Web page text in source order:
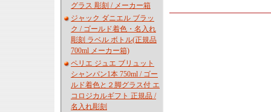
グラス 彫刻 / メーカー箱
ジャック ダニエル ブラッ
ク / ゴールド着色・名入れ
彫刻 ラベル ボトル(正規品
700ml メーカー箱)
ペリエ ジュエ ブリュット
シャンパン1本 750ml / ゴー
ルド着色と２脚グラス付 エ
コロジカルギフト 正規品 /
名入れ彫刻